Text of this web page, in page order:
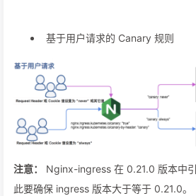
基于用户请求的 Canary 规则
注意：
Nginx-ingress 在 0.21.0 版本中
此要确保 ingress 版本大于等于 0.21.0。